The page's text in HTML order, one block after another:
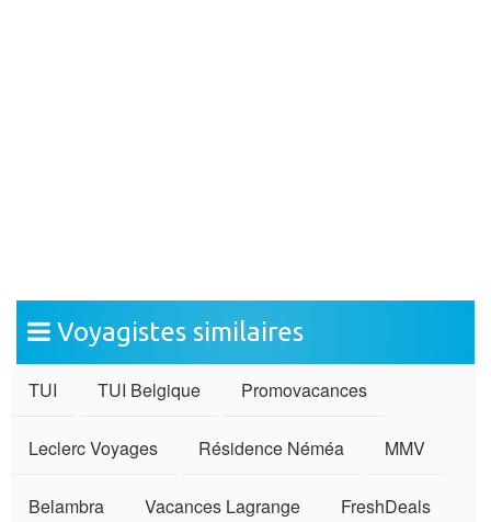
Voyagistes similaires
TUI TUI Belgique Promovacances
Leclerc Voyages Résidence Néméa MMV
Belambra Vacances Lagrange FreshDeals